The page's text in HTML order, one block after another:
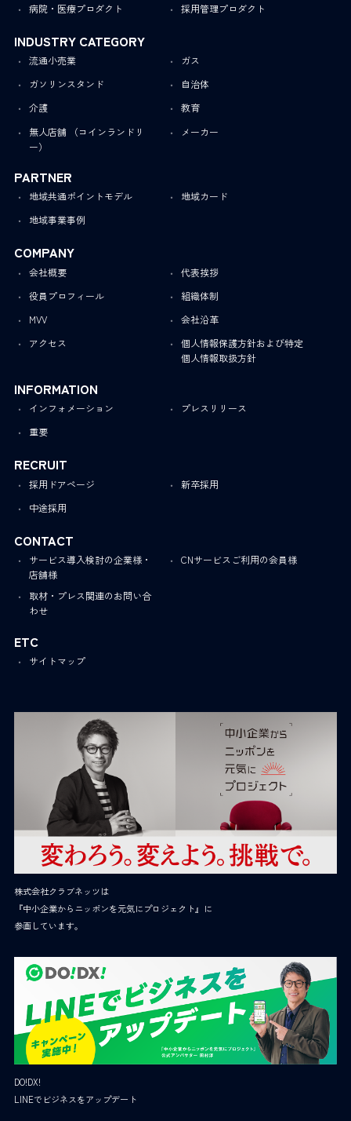
病院・医療プロダクト
採用管理プロダクト
INDUSTRY CATEGORY
流通小売業
ガス
ガソリンスタンド
自治体
介護
教育
無人店舗 （コインランドリ
ー）
メーカー
PARTNER
地域共通ポイントモデル
地域カード
地域事業事例
COMPANY
会社概要
代表挨拶
役員プロフィール
組織体制
MVV
会社沿革
アクセス
個人情報保護方針および特定
個人情報取扱方針
INFORMATION
インフォメーション
プレスリリース
重要
RECRUIT
採用ドアページ
新卒採用
中途採用
CONTACT
サービス導入検討の企業様・
店舗様
CNサービスご利用の会員様
取材・プレス関連のお問い合
わせ
ETC
サイトマップ
株式会社クラブネッツは
『中小企業からニッポンを元気にプロジェクト』に
参画しています。
DO!DX!
LINEでビジネスをアップデート